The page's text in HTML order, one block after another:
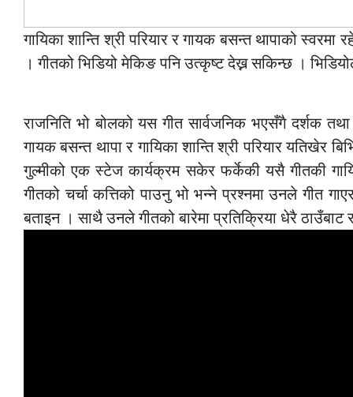
गायिका शान्ति श्री परियार र गायक बसन्त थापाको
। गीतको भिडियो मेकिङ पनि उत्कृष्ट देख्न सकिन्छ ।
राजनिति भो बोलको यस गीत सार्वजनिक भएसँगै दर्शक
गायक बसन्त थापा र गायिका शान्ति श्री परियार यतिखेर
गुल्मीको एक स्टेज कार्यक्रम सकेर फर्केकी यसै गीतकी
गीतको चर्चा कत्तिको पाउनु भो भन्ने प्रश्नमा उनले गीत
बताइन । साथै उनले गीतको बारेमा प्रतिक्रिया धेरै ठाउँबाट